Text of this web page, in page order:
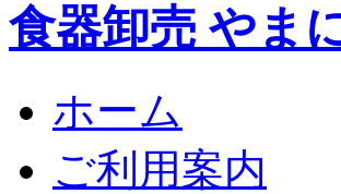
食器卸売 やま
ホーム
ご利用案内